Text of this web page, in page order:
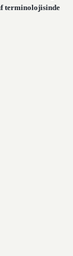
terminolojisinde